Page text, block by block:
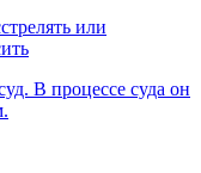
В процессе суда он